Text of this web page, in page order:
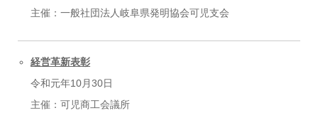
主催：一般社団法人岐阜県発明協会可児支会
経営革新表彰
令和元年10月30日
主催：可児商工会議所